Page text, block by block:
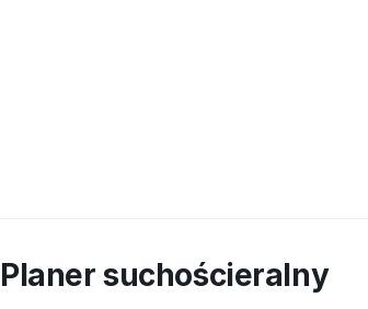
Planer suchościeralny